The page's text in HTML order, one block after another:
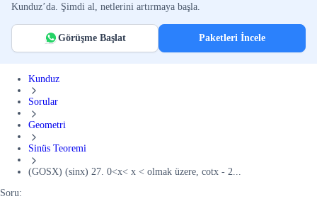
Kunduz’da. Şimdi al, netlerini artırmaya başla.
Görüşme Başlat Paketleri İncele
Kunduz
Sorular
Geometri
Sinüs Teoremi
(GOSX) (sinx) 27. 0<x< x < olmak üzere, cotx - 2...
Soru: